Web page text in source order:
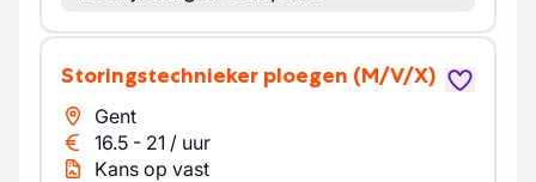
Storingstechnieker ploegen (M/V/X)
Gent
16.5 - 21 / uur
Kans op vast